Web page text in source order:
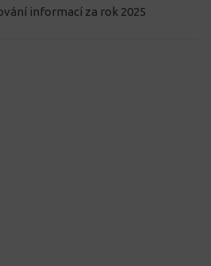
informací za rok 2025